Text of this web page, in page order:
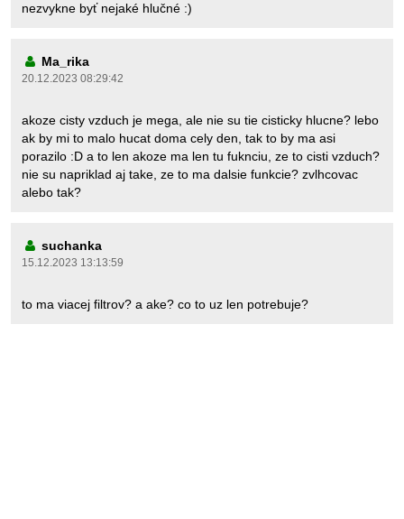
nezvykne byť nejaké hlučné :)
Ma_rika
20.12.2023 08:29:42
akoze cisty vzduch je mega, ale nie su tie cisticky hlucne? lebo
ak by mi to malo hucat doma cely den, tak to by ma asi
porazilo :D a to len akoze ma len tu fuknciu, ze to cisti vzduch?
nie su napriklad aj take, ze to ma dalsie funkcie? zvlhcovac
alebo tak?
suchanka
15.12.2023 13:13:59
to ma viacej filtrov? a ake? co to uz len potrebuje?